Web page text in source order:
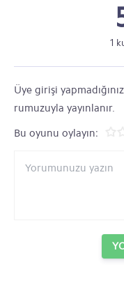
1
Üye girişi
rumuzuyla yayınlanır.
Bu oyunu oylayın: